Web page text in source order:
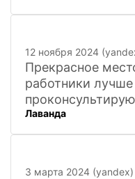
12 ноября 2024
Прекрасное
работники лучше
Лаванда
3 марта 2024 (yandex)